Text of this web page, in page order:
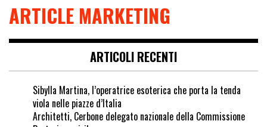
ARTICLE MARKETING
ARTICOLI RECENTI
Sibylla Martina, l’operatrice esoterica che porta la tenda
viola nelle piazze d’Italia
Architetti, Cerbone delegato nazionale della Commissione